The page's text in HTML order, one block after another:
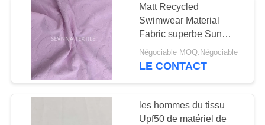
CONTRÔLE
QUALITÉ
Matt Recycled
Swimwear Material
Fabric superbe Sun
protéger l'usage
écologique de plage
Négociable MOQ:Négociable
LE CONTACT
les hommes du tissu
Upf50 de matériel de